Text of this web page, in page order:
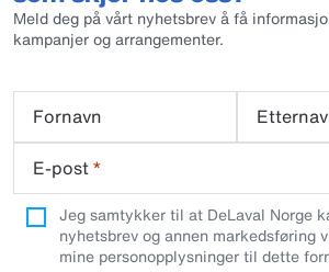
Meld deg på vårt nyhetsbrev å få
kampanjer og arrangementer.
Fornavn
E-post*
Jeg samtykker til at DeLaval Norge
nyhetsbrev og annen markedsføring
mine personopplysninger til dette